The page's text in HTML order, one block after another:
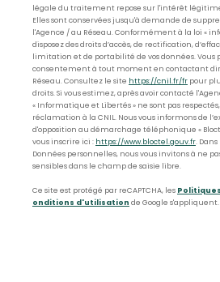
légale du traitement repose sur l'intérêt
Elles sont conservées jusqu'à demande de
l'Agence / au Réseau. Conformément à la loi «
disposez des droits d’accès, de rectification,
limitation et de portabilité de vos données. Vous
consentement à tout moment en contactant
Réseau. Consultez le site https://cnil.fr/fr pour
droits. Si vous estimez, après avoir contacté
« Informatique et Libertés » ne sont pas
réclamation à la CNIL. Nous vous informons de
d'opposition au démarchage téléphonique «
vous inscrire ici : https://www.bloctel.gouv.fr.
Données personnelles, nous vous invitons à ne
sensibles dans le champ de saisie libre.
Ce site est protégé par reCAPTCHA, les
onditions d'utilisation de Google s'appliquent.